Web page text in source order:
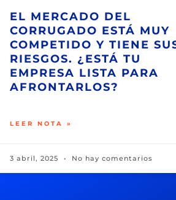
EL MERCADO DEL
CORRUGADO ESTÁ MUY
COMPETIDO Y TIENE
RIESGOS. ¿ESTÁ TU
EMPRESA LISTA PARA
AFRONTARLOS?
LEER NOTA »
3 abril, 2025 No hay comentarios